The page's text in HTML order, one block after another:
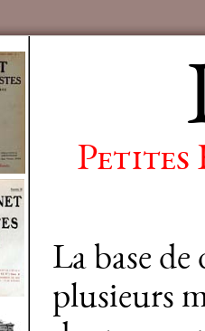
Petites
La base
plusieurs